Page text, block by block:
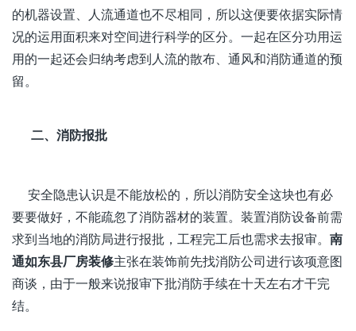
的机器设置、人流通道也不尽相同，所以这便要依据实际情
况的运用面积来对空间进行科学的区分。一起在区分功用运
用的一起还会归纳考虑到人流的散布、通风和消防通道的预
留。
二、消防报批
安全隐患认识是不能放松的，所以消防安全这块也有必
要要做好，不能疏忽了消防器材的装置。装置消防设备前需
求到当地的消防局进行报批，工程完工后也需求去报审。 南
通如东县厂房装修主张在装饰前先找消防公司进行该项意图
商谈，由于一般来说报审下批消防手续在十天左右才干完
结。